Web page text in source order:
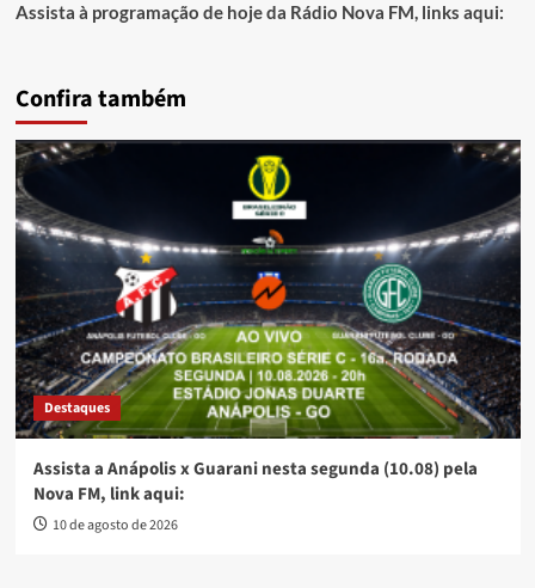
Assista à programação de hoje da Rádio Nova FM, links aqui:
Confira também
Destaques
Assista a Anápolis x Guarani nesta segunda (10.08) pela
Nova FM, link aqui:
10 de agosto de 2026